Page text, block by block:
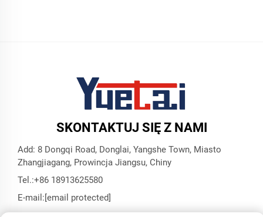
SKONTAKTUJ SIĘ Z NAMI
Add: 8 Dongqi Road, Donglai, Yangshe Town, Miasto
Zhangjiagang, Prowincja Jiangsu, Chiny
Tel.:+86 18913625580
E-mail:[email protected]